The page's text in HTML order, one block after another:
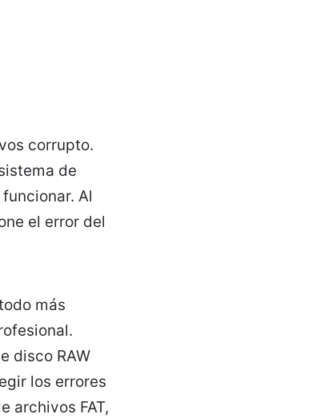
corrupto.
de
Al
el error del
más
disco RAW
los errores
archivos FAT,